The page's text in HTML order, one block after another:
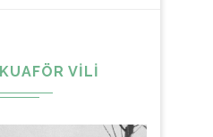
KUAFÖR VILI